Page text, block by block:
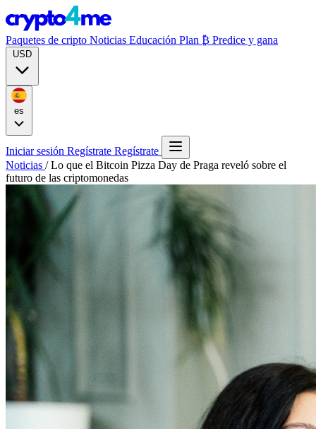
Paquetes de cripto Noticias Educación Plan ₿ Predice y gana
Iniciar sesión Regístrate Regístrate
Noticias / Lo que el Bitcoin Pizza Day de Praga reveló sobre el
futuro de las criptomonedas